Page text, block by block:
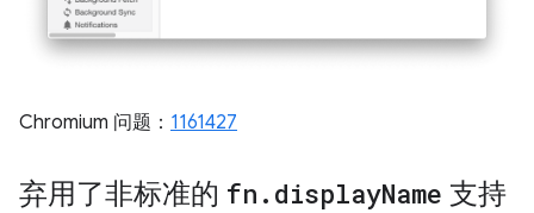
Chromium 问题： 1161427
弃用了非标准的 fn . displayName 支持